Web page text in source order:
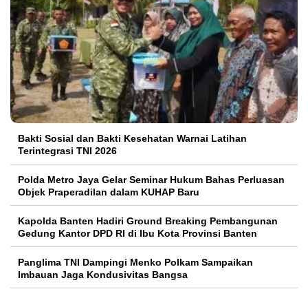
Bakti Sosial dan Bakti Kesehatan Warnai Latihan
Terintegrasi TNI 2026
Polda Metro Jaya Gelar Seminar Hukum Bahas Perluasan
Objek Praperadilan dalam KUHAP Baru
Kapolda Banten Hadiri Ground Breaking Pembangunan
Gedung Kantor DPD RI di Ibu Kota Provinsi Banten
Panglima TNI Dampingi Menko Polkam Sampaikan
Imbauan Jaga Kondusivitas Bangsa